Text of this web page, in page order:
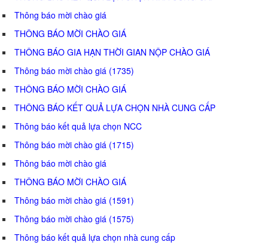
Thông báo mời chào giá
THÔNG BÁO MỜI CHÀO GIÁ
THÔNG BÁO GIA HẠN THỜI GIAN NỘP CHÀO GIÁ
Thông báo mời chào giá (1735)
THÔNG BÁO MỜI CHÀO GIÁ
THÔNG BÁO KẾT QUẢ LỰA CHỌN NHÀ CUNG CẤP
Thông báo kết quả lựa chọn NCC
Thông báo mời chào giá (1715)
Thông báo mời chào giá
THÔNG BÁO MỜI CHÀO GIÁ
Thông báo mời chào giá (1591)
Thông báo mời chào giá (1575)
Thông báo kết quả lựa chọn nhà cung cấp